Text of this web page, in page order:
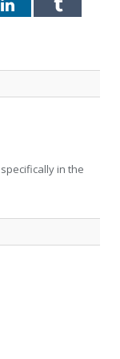
LinkedInTumblr
in the